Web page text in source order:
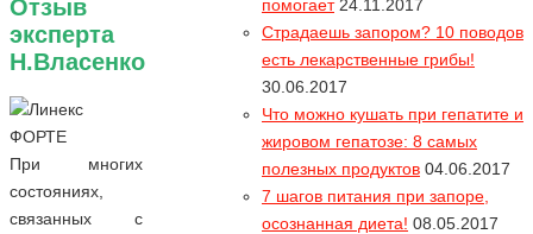
Отзыв
эксперта
Н.Власенко
При многих
состояниях,
связанных с
помогает 24.11.2017
Страдаешь запором? 10 поводов
есть лекарственные грибы!
30.06.2017
Что можно кушать при гепатите и
жировом гепатозе: 8 самых
полезных продуктов 04.06.2017
7 шагов питания при запоре,
осознанная диета! 08.05.2017
Вся правда про
55% продуктов "глютен-фри"
содержат опасный глютен!
Звездопад или как умирают
звезды Видео
Какие диеты несовместимы с жизнью